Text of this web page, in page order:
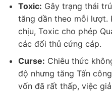
Toxic: Gây trạng thái
tăng dần theo mỗi lượt.
chịu, Toxic cho phép
các đối thủ cứng cáp.
Curse: Chiêu thức
độ nhưng tăng Tấn
vốn đã rất thấp, việc